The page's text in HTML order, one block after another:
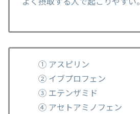
① アスピリン
② イブプロフェン
③ エテンザミド
④ アセトアミノフェン